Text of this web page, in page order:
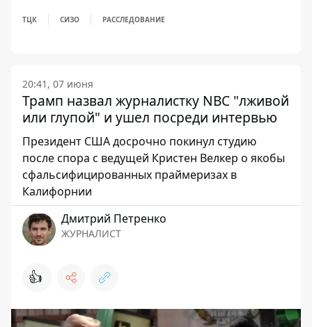
ТЦК СИЗО РАССЛЕДОВАНИЕ
20:41, 07 июня
Трамп назвал журналистку NBC "лживой
или глупой" и ушел посреди интервью
Президент США досрочно покинул студию
после спора с ведущей Кристен Велкер о якобы
сфальсифицированных праймеризах в
Калифорнии
Дмитрий Петренко
ЖУРНАЛИСТ
👍